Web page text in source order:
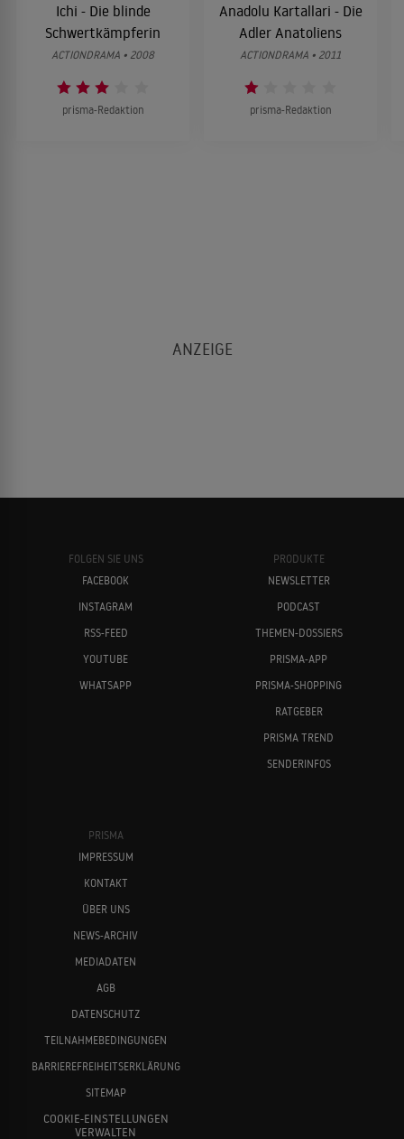
Ichi - Die blinde
Schwertkämpferin
ACTIONDRAMA • 2008
prisma-Redaktion
Anadolu Kartallari - Die
Adler Anatoliens
ACTIONDRAMA • 2011
prisma-Redaktion
FOLGEN SIE UNS
FACEBOOK
INSTAGRAM
RSS-FEED
YOUTUBE
WHATSAPP
PRODUKTE
NEWSLETTER
PODCAST
THEMEN-DOSSIERS
PRISMA-APP
PRISMA-SHOPPING
RATGEBER
PRISMA TREND
SENDERINFOS
PRISMA
IMPRESSUM
KONTAKT
ÜBER UNS
NEWS-ARCHIV
MEDIADATEN
AGB
DATENSCHUTZ
TEILNAHMEBEDINGUNGEN
BARRIEREFREIHEITSERKLÄRUNG
SITEMAP
COOKIE-EINSTELLUNGEN
VERWALTEN